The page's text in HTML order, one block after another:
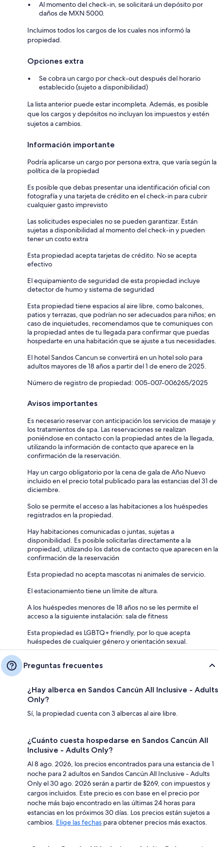
Al momento del check-in, se solicitará un depósito por
daños de MXN 5000.
Incluimos todos los cargos de los cuales nos informó la
propiedad.
Opciones extra
Se cobra un cargo por check-out después del horario
establecido (sujeto a disponibilidad)
La lista anterior puede estar incompleta. Además, es posible
que los cargos y depósitos no incluyan los impuestos y estén
sujetos a cambios.
Información importante
Podría aplicarse un cargo por persona extra, que varía según la
política de la propiedad
Es posible que debas presentar una identificación oficial con
fotografía y una tarjeta de crédito en el check-in para cubrir
cualquier gasto imprevisto
Las solicitudes especiales no se pueden garantizar. Están
sujetas a disponibilidad al momento del check-in y pueden
tener un costo extra
Esta propiedad acepta tarjetas de crédito. No se acepta
efectivo
El equipamiento de seguridad de esta propiedad incluye
detector de humo y sistema de seguridad
Esta propiedad tiene espacios al aire libre, como balcones,
patios y terrazas, que podrían no ser adecuados para niños; en
caso de inquietudes, recomendamos que te comuniques con
la propiedad antes de tu llegada para confirmar que puedas
hospedarte en una habitación que se ajuste a tus necesidades.
El hotel Sandos Cancun se convertirá en un hotel solo para
adultos mayores de 18 años a partir del 1 de enero de 2025.
Número de registro de propiedad: 005-007-006265/2025
Avisos importantes
Es necesario reservar con anticipación los servicios de masaje y
los tratamientos de spa. Las reservaciones se realizan
poniéndose en contacto con la propiedad antes de la llegada,
utilizando la información de contacto que aparece en la
confirmación de la reservación.
Hay un cargo obligatorio por la cena de gala de Año Nuevo
incluido en el precio total publicado para las estancias del 31 de
diciembre.
Solo se permite el acceso a las habitaciones a los huéspedes
registrados en la propiedad.
Hay habitaciones comunicadas o juntas, sujetas a
disponibilidad. Es posible solicitarlas directamente a la
propiedad, utilizando los datos de contacto que aparecen en la
confirmación de la reservación
Esta propiedad no acepta mascotas ni animales de servicio.
El estacionamiento tiene un límite de altura.
A los huéspedes menores de 18 años no se les permite el
acceso a la siguiente instalación: sala de fitness
Esta propiedad es LGBTQ+ friendly, por lo que acepta
huéspedes de cualquier género y orientación sexual.
Preguntas frecuentes
¿Hay alberca en Sandos Cancún All Inclusive - Adults
Only?
Sí, la propiedad cuenta con 3 albercas al aire libre.
¿Cuánto cuesta hospedarse en Sandos Cancún All
Inclusive - Adults Only?
Al 8 ago. 2026, los precios encontrados para una estancia de 1
noche para 2 adultos en Sandos Cancún All Inclusive - Adults
Only el 30 ago. 2026 serán a partir de $269, con impuestos y
cargos incluidos. Este precio es con base en el precio por
noche más bajo encontrado en las últimas 24 horas para
estancias en los próximos 30 días. Los precios están sujetos a
cambios. Elige las fechas para obtener precios más exactos.